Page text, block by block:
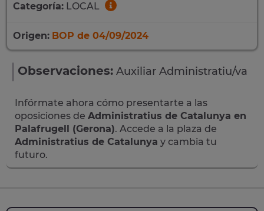
Categoría: LOCAL
Origen: BOP de 04/09/2024
Observaciones: Auxiliar Administratiu/va
Infórmate ahora cómo presentarte a las
oposiciones de Administratius de Catalunya en
Palafrugell (Gerona). Accede a la plaza de
Administratius de Catalunya y cambia tu
futuro.